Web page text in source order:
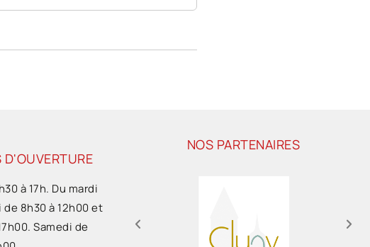
D'OUVERTURE
à 17h. Du mardi
8h30 à 12h00 et
Samedi de
NOS PARTENAIRES